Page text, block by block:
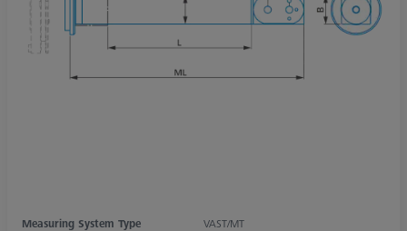
Measuring System Type
VAST/MT